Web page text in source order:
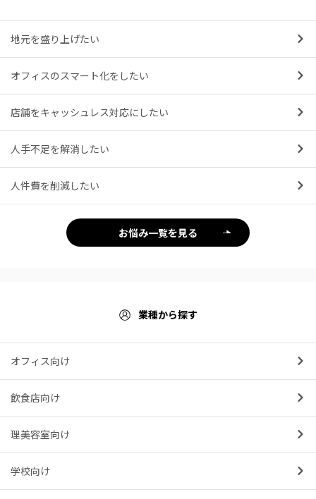
地元を盛り上げたい
オフィスのスマート化をしたい
店舗をキャッシュレス対応にしたい
人手不足を解消したい
人件費を削減したい
お悩み一覧を見る
業種から探す
オフィス向け
飲食店向け
理美容室向け
学校向け